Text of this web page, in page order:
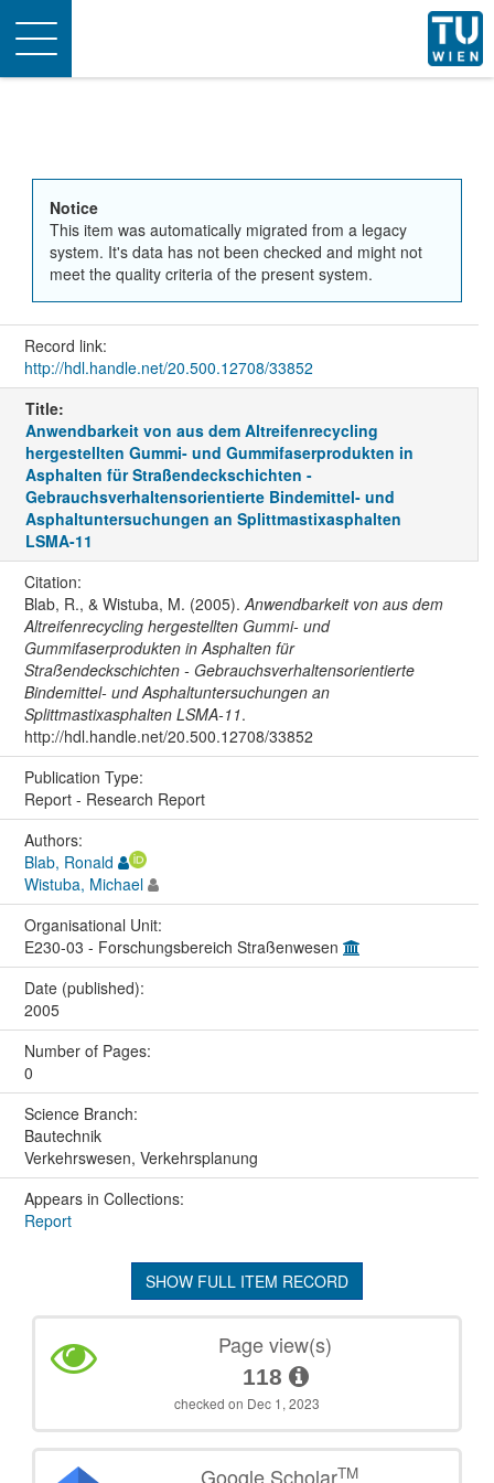
Toggle
navigation
Notice
This item was automatically migrated from a legacy
system. It's data has not been checked and might not
meet the quality criteria of the present system.
Record link:
http://hdl.handle.net/20.500.12708/33852
Title:
Anwendbarkeit von aus dem Altreifenrecycling
hergestellten Gummi- und Gummifaserprodukten in
Asphalten für Straßendeckschichten -
Gebrauchsverhaltensorientierte Bindemittel- und
Asphaltuntersuchungen an Splittmastixasphalten
LSMA-11
Citation:
Blab, R., & Wistuba, M. (2005).Anwendbarkeit von aus dem
Altreifenrecycling hergestellten Gummi- und
Gummifaserprodukten in Asphalten für
Straßendeckschichten - Gebrauchsverhaltensorientierte
Bindemittel- und Asphaltuntersuchungen an
Splittmastixasphalten LSMA-11.
http://hdl.handle.net/20.500.12708/33852
Publication Type:
Report - Research Report
Authors:
Blab, Ronald
Wistuba, Michael
Organisational Unit:
E230-03 - Forschungsbereich Straßenwesen
Date (published):
2005
Number of Pages:
0
Science Branch:
Bautechnik
Verkehrswesen, Verkehrsplanung
Appears in Collections:
Report
SHOW FULL ITEM RECORD
Page view(s)
118
checked on Dec 1, 2023
Google ScholarTM